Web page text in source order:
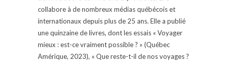
collabore à de nombreux médias québécois et
internationaux depuis plus de 25 ans. Elle a publié
une quinzaine de livres, dont les essais « Voyager
mieux : est-ce vraiment possible ? » (Québec
Amérique, 2023), « Que reste-t-il de nos voyages ?